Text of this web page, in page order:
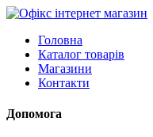
Головна
Каталог товарів
Магазини
Контакти
Допомога